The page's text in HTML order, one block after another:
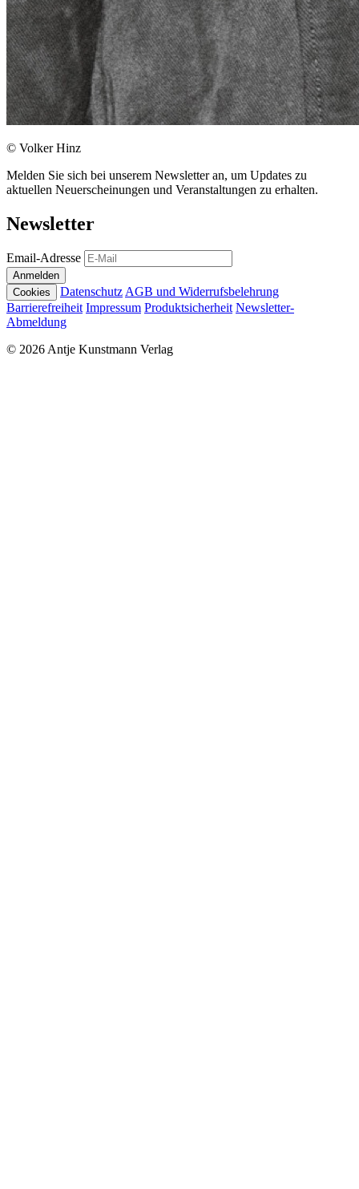
© Volker Hinz
Melden Sie sich bei unserem Newsletter an, um Updates zu
aktuellen Neuerscheinungen und Veranstaltungen zu erhalten.
Newsletter
Email-Adresse
Anmelden
Cookies
DatenschutzAGB und Widerrufsbelehrung
Barrierefreiheit Impressum Produktsicherheit Newsletter-
Abmeldung
© 2026 Antje Kunstmann Verlag